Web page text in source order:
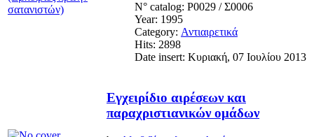
N° catalog: Ρ0029 / Σ0006
Year: 1995
Category: Αντιαιρετικά
Hits: 2898
Date insert: Κυριακή, 07 Ιουλίου 2013
Εγχειρίδιο αιρέσεων και
παραχριστιανικών ομάδων